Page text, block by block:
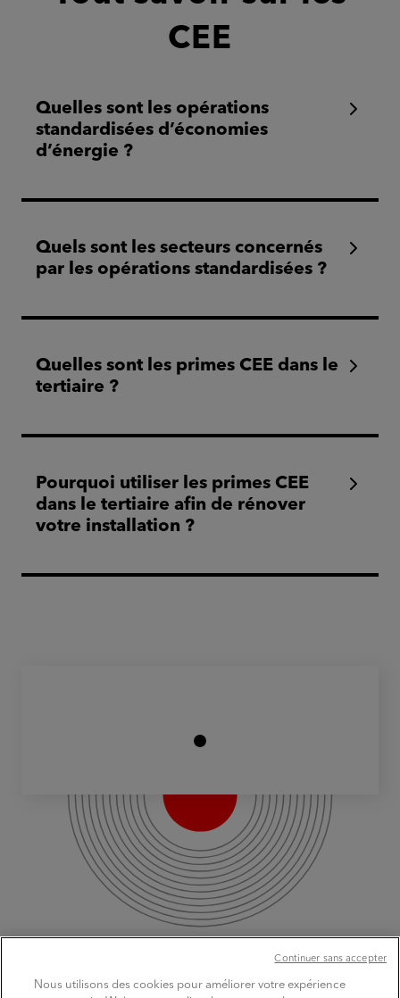
CEE
Quelles sont les opérations
standardisées d’économies
d’énergie ?
Quels sont les secteurs concernés
par les opérations standardisées ?
Quelles sont les primes CEE dans le
tertiaire ?
Pourquoi utiliser les primes CEE
dans le tertiaire afin de rénover
votre installation ?
Nous utilisons des cookies pour améliorer votre expérience
Continuer sans accepter